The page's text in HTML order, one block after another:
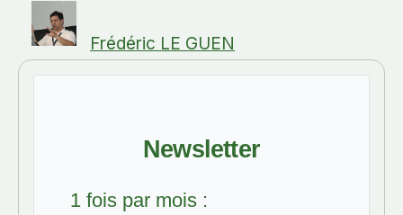
Frédéric LE GUEN
Newsletter
1 fois par mois :